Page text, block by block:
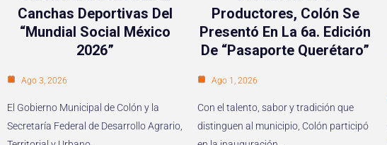
Canchas Deportivas Del
“Mundial Social México
2026”
Ago 3, 2026
El Gobierno Municipal de Colón y la
Secretaría Federal de Desarrollo Agrario,
Productores, Colón Se
Presentó En La 6a. Edición
De “Pasaporte Querétaro”
Ago 1, 2026
Con el talento, sabor y tradición que
distinguen al municipio, Colón participó